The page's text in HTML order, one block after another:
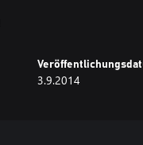
3.9.2014